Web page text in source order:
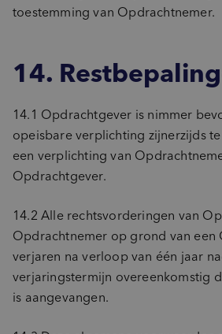
toestemming van Opdrachtnemer.
14.
14.1 Opdrachtgever is nimmer
opeisbare verplichting zijnerzijds
een verplichting van
Opdrachtgever.
14.2 Alle rechtsvorderingen van
Opdrachtnemer op grond van een
verjaren na verloop van één jaar
verjaringstermijn overeenkomstig
is aangevangen.